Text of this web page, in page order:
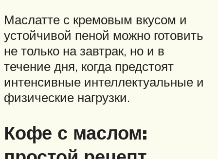
Маслатте с кремовым вкусом и
устойчивой пеной можно готовить
не только на завтрак, но и в
течение дня, когда предстоят
интенсивные интеллектуальные и
физические нагрузки.
Кофе с маслом: